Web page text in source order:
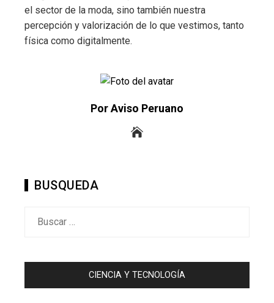
el sector de la moda, sino también nuestra
percepción y valorización de lo que vestimos, tanto
física como digitalmente.
Por Aviso Peruano
BUSQUEDA
CIENCIA Y TECNOLOGÍA